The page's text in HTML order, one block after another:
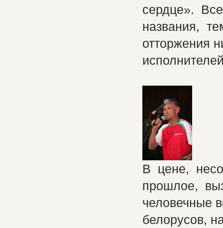
сердце».
названия,
отторжения
В цене,
прошлое,
человечные
белорусов,